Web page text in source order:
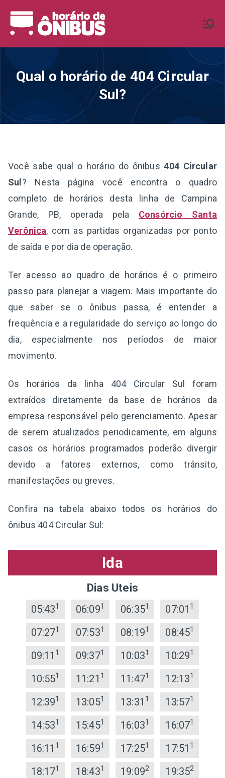
para
Ônibus BR
Horários de Ônibus de todo o
Qual o horário de 404 Circular
Sul?
Você sabe qual o horário do ônibus404 Circular
Sul? Nesta página você encontra o quadro
completo de horários desta linha de Campina
Grande, PB, operada pela Consórcio Santa
Verônica, com as partidas organizadas por ponto
de saída e por dia de operação.
Ter acesso ao quadro de horários é o primeiro
passo para planejar a viagem. Mais importante do
que saber se o ônibus passa, é entender a
frequência e a regularidade do serviço ao longo do
dia, especialmente nos períodos de maior
movimento.
Os horários da linha 404 Circular Sul foram
extraídos diretamente da base de horários da
empresa responsável pelo gerenciamento. Apesar
de serem atualizados periodicamente, em alguns
casos os horários programados poderão divergir
devido a fatores externos, como trânsito,
manifestações ou greves.
Confira na tabela abaixo todos os horários do
ônibus 404 Circular Sul:
Ida
Dias Uteis
05:431 06:091 06:351 07:01 1
07:271 07:531 08:191 08:451
09:11 1 09:371 10:031 10:291
10:551 11:21 1 11:471 12:131
12:391 13:051 13:31 1 13:571
14:531 15:451 16:031 16:071
16:11 1 16:591 17:251 17:51 1
18:171 18:431 19:092 19:352